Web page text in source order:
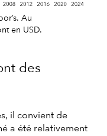
Au
en USD.
des
il convient de
a été relativement